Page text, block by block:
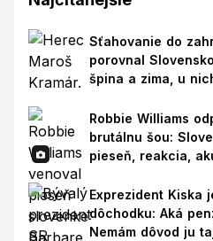
Sťahovanie do
porovnal
špina a zima, u
Robbie Williams
brutálnu šou:
pieseň, reakcia,
Exprezident Kiska
dôchodku: Aká
Nemám dôvod ju